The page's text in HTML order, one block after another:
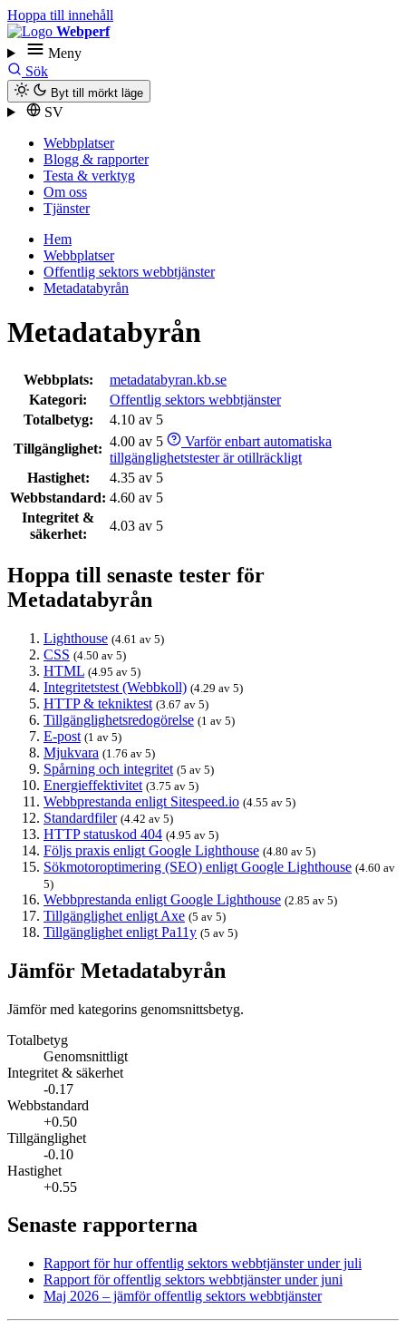
Hoppa till innehåll
Webperf
Meny
Sök
Byt till mörkt läge
SV
Webbplatser
Blogg & rapporter
Testa & verktyg
Om oss
Tjänster
Hem
Webbplatser
Offentlig sektors webbtjänster
Metadatabyrån
Metadatabyrån
Webbplats:
metadatabyran.kb.se
Kategori:
Offentlig sektors webbtjänster
Totalbetyg:
4.10 av 5
Tillgänglighet: 4.00 av 5
Varför enbart automatiska
tillgänglighetstester är otillräckligt
Hastighet:
4.35 av 5
Webbstandard: 4.60 av 5
Integritet &
säkerhet:
4.03 av 5
Hoppa till senaste tester för
Metadatabyrån
Lighthouse (4.61 av 5)
CSS (4.50 av 5)
HTML (4.95 av 5)
Integritetstest (Webbkoll) (4.29 av 5)
HTTP & tekniktest (3.67 av 5)
Tillgänglighetsredogörelse (1 av 5)
E-post (1 av 5)
Mjukvara (1.76 av 5)
Spårning och integritet (5 av 5)
Energieffektivitet (3.75 av 5)
Webbprestanda enligt Sitespeed.io (4.55 av 5)
Standardfiler (4.42 av 5)
HTTP statuskod 404 (4.95 av 5)
Följs praxis enligt Google Lighthouse (4.80 av 5)
Sökmotoroptimering (SEO) enligt Google Lighthouse (4.60 av
5)
Webbprestanda enligt Google Lighthouse (2.85 av 5)
Tillgänglighet enligt Axe (5 av 5)
Tillgänglighet enligt Pa11y (5 av 5)
Jämför Metadatabyrån
Jämför med kategorins genomsnittsbetyg.
Totalbetyg
Genomsnittligt
Integritet & säkerhet
-0.17
Webbstandard
+0.50
Tillgänglighet
-0.10
Hastighet
+0.55
Senaste rapporterna
Rapport för hur offentlig sektors webbtjänster under juli
Rapport för offentlig sektors webbtjänster under juni
Maj 2026 – jämför offentlig sektors webbtjänster